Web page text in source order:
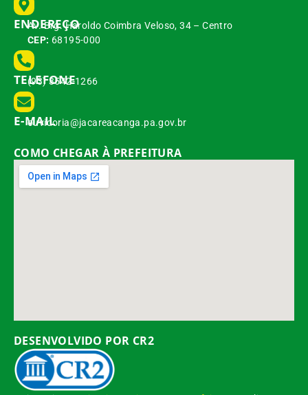
ENDEREÇO
Av. Brg. Haroldo Coimbra Veloso, 34 – Centro
CEP: 68195-000
TELEFONE
(93) 3542-1266
E-MAIL
ouvidoria@jacareacanga.pa.gov.br
COMO CHEGAR À PREFEITURA
DESENVOLVIDO POR CR2